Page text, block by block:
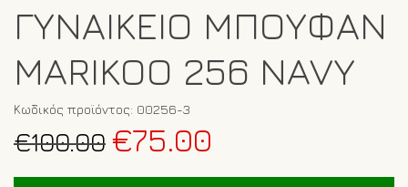
ΓΥΝΑΙΚΕΊΟ ΜΠΟΥΦΆΝ
MARIKOO 256 NAVY
Κωδικός προϊόντος: 00256-3
€100.00 Original
price
€75.00